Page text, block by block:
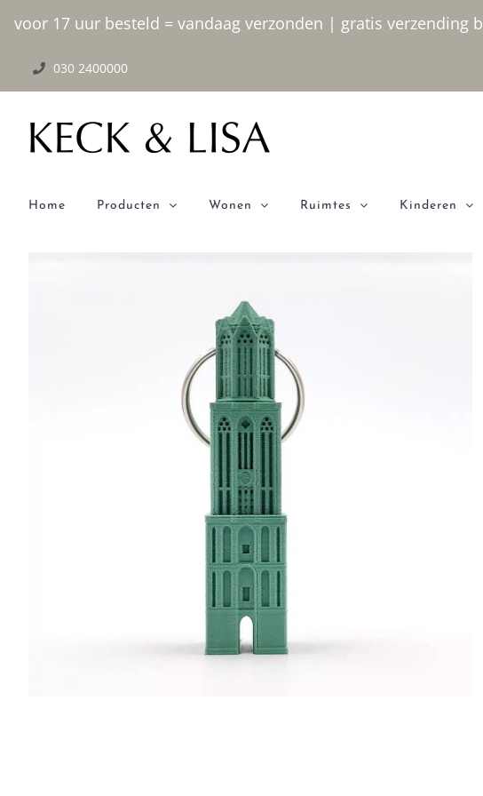
voor 17 uur besteld = vandaag verzonden | gratis
inhoud
030 2400000
Home Producten Wonen Ruimtes Kinderen